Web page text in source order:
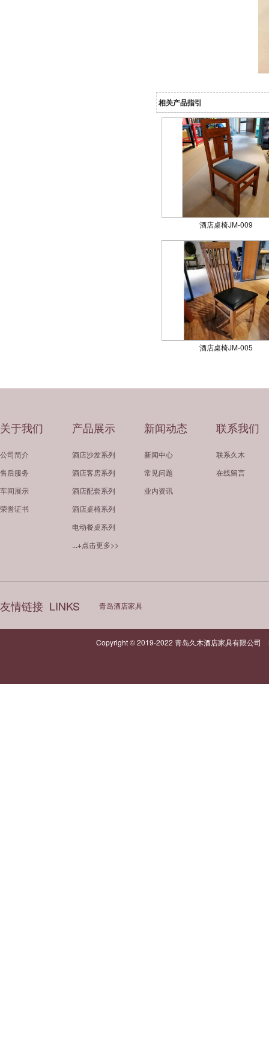
相关产品指引
酒店桌椅JM-009
酒店桌椅JM-005
关于我们
公司简介
售后服务
车间展示
荣誉证书
产品展示
酒店沙发系列
酒店客房系列
酒店配套系列
酒店桌椅系列
电动餐桌系列
...+点击更多>>
新闻动态
新闻中心
常见问题
业内资讯
联系我们
联系久木
在线留言
友情链接 LINKS 青岛酒店家具
Copyright © 2019-2022 青岛久木酒店家具有限公